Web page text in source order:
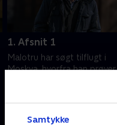
Samtykke
1. Afsnit 1
Malotru har søgt tilflugt i
Moskva, hvorfra han
fransk jihadist.